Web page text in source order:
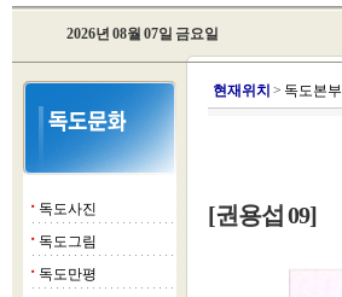
2026년 08월 07일 금요일
■ 독도사진
■ 독도그림
■ 독도만평
현재위치 > 독도본부
[권용섭 09]